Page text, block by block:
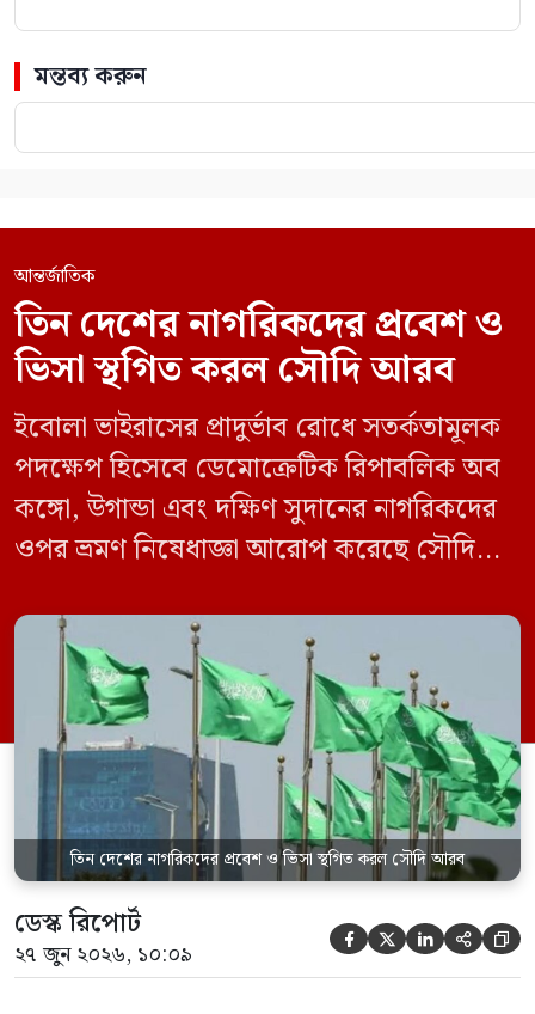
মন্তব্য করুন
আন্তর্জাতিক
তিন দেশের নাগরিকদের প্রবেশ ও
ভিসা স্থগিত করল সৌদি আরব
ইবোলা ভাইরাসের প্রাদুর্ভাব রোধে সতর্কতামূলক
পদক্ষেপ হিসেবে ডেমোক্রেটিক রিপাবলিক অব
কঙ্গো, উগান্ডা এবং দক্ষিণ সুদানের নাগরিকদের
ওপর ভ্রমণ নিষেধাজ্ঞা আরোপ করেছে সৌদি
যেকোনো ভ্রমণকারীর জন্য ভিসা ইস্যু এবং
সৌদিতে প্রবেশ সাময়িকভাবে স্থগিত করা
হয়েছে। সৌদি প্রেস এজেন্সি (এসপিএ)
জানিয়েছে, এই নিষেধাজ্ঞা শুধুমাত্র সরাসরি ওই
তিন দেশ থেকে […]
তিন দেশের নাগরিকদের প্রবেশ ও ভিসা স্থগিত করল সৌদি আরব
ডেস্ক রিপোর্ট
২৭ জুন ২০২৬, ১০:০৯     